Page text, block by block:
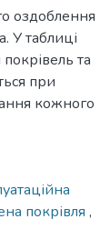
оздоблення
У таблиці
та
при
кожного
покрівля ,